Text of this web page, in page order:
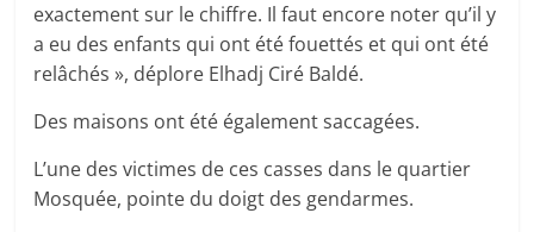
exactement sur le chiffre. Il faut encore noter qu’il y
a eu des enfants qui ont été fouettés et qui ont été
relâchés », déplore Elhadj Ciré Baldé.
Des maisons ont été également saccagées.
L’une des victimes de ces casses dans le quartier
Mosquée, pointe du doigt des gendarmes.